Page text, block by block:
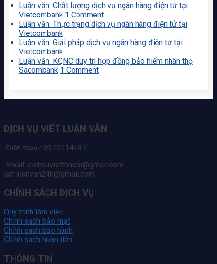
Luận văn: Chất lượng dịch vụ ngân hàng điện tử tại
Vietcombank 1 Comment
Luận văn: Thực trạng dịch vụ ngân hàng điện tử tại
Vietcombank
Luận văn: Giải pháp dịch vụ ngân hàng điện tử tại
Vietcombank
Luận văn: KQNC duy trì hợp đồng bảo hiểm nhân thọ
Sacombank 1 Comment
DỊCH VỤ VIẾT LUẬN VĂN
Điện thoại: 0972114537
Email: dichvuvietthacsi@gmail.com
lamluanvan24h@gmail.com
CHÍNH SÁCH DỊCH VỤ
Quy trình làm việc
Chính sách bảo mật
Chính sách bảo hành
Chính sách hoàn tiền
THÔNG TIN